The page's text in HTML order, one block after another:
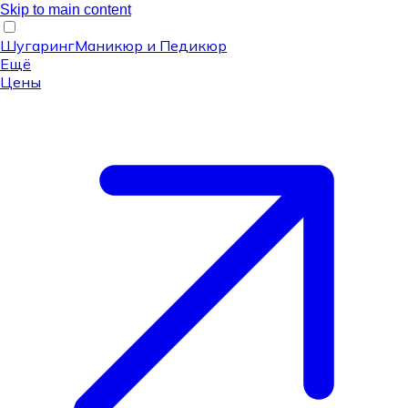
Skip to main content
ШугарингМаникюр и Педикюр
Ещё
Цены